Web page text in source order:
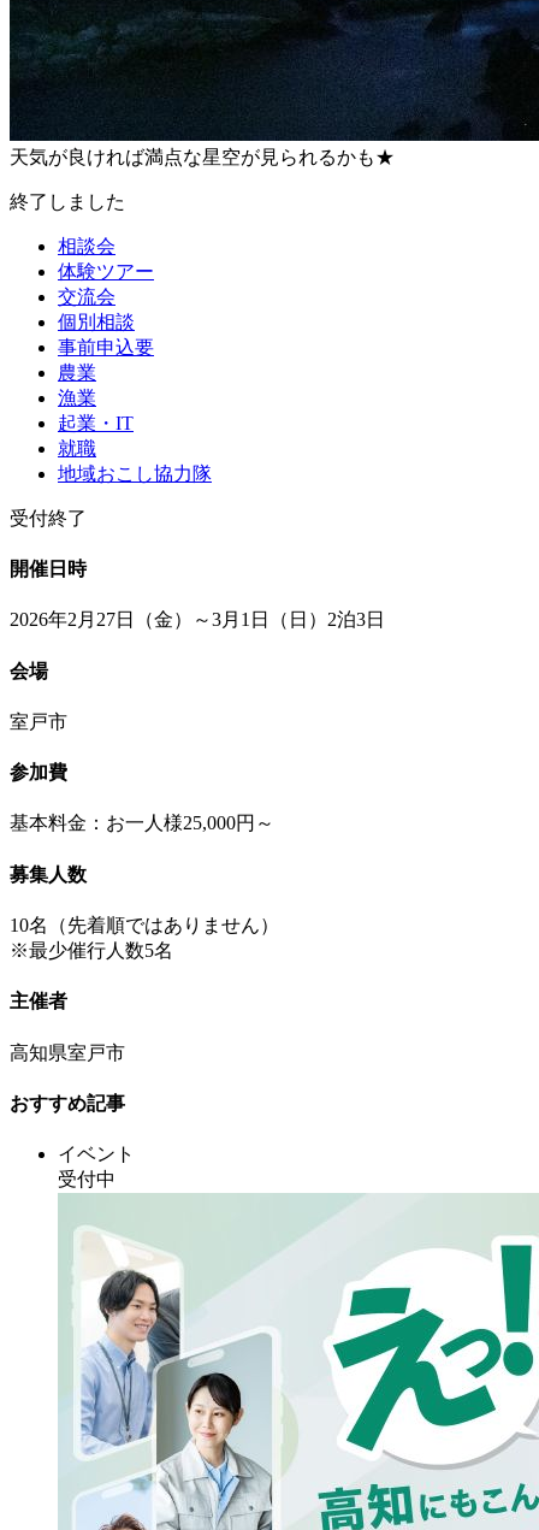
天気が良ければ満点な星空が見られるかも★
終了しました
相談会
体験ツアー
交流会
個別相談
事前申込要
農業
漁業
起業・IT
就職
地域おこし協力隊
受付終了
開催日時
2026年2月27日（金）～3月1日（日）2泊3日
会場
室戸市
参加費
基本料金：お一人様25,000円～
募集人数
10名（先着順ではありません）
※最少催行人数5名
主催者
高知県室戸市
おすすめ記事
イベント
受付中